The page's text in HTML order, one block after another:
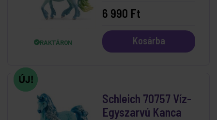
RAKTÁRON
6 990 Ft
Kosárba
Schleich 70757 Víz-
Egyszarvú Kanca